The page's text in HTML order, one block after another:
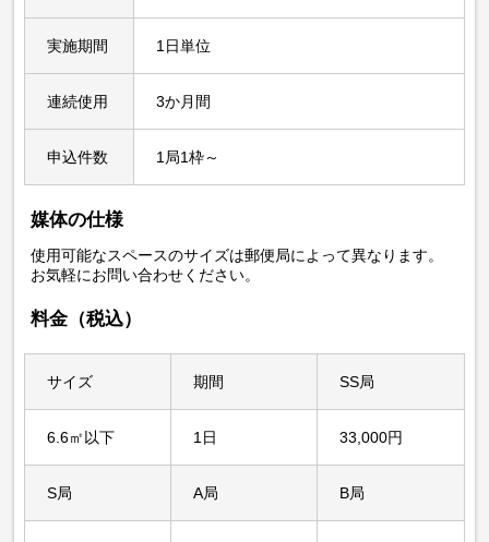
実施期間 1日単位
連続使用 3か月間
申込件数 1局1枠～
媒体の仕様
使用可能なスペースのサイズは郵便局によって異なります。
お気軽にお問い合わせください。
料金（税込）
サイズ 期間 SS局
6.6㎡以下 1日 33,000円
S局 A局 B局